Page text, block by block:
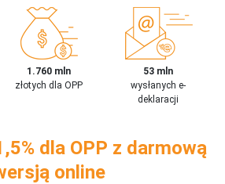
1.760 mln
złotych dla OPP
53 mln
wysłanych e-
deklaracji
dla OPP z darmową
online